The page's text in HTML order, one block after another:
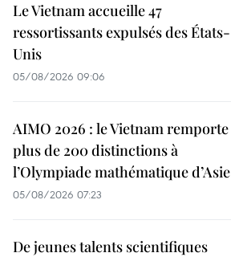
Le Vietnam accueille 47
ressortissants expulsés des États-
Unis
05/08/2026 09:06
AIMO 2026 : le Vietnam remporte
plus de 200 distinctions à
l’Olympiade mathématique d’Asie
05/08/2026 07:23
De jeunes talents scientifiques